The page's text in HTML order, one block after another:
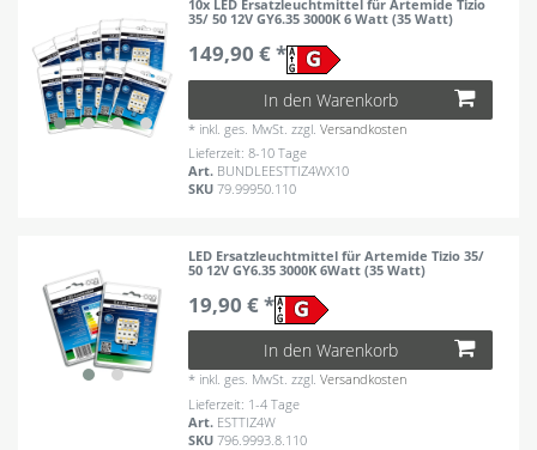
10x LED Ersatzleuchtmittel für Artemide Tizio
35/ 50 12V GY6.35 3000K 6 Watt (35 Watt)
149,90 € *
In den Warenkorb
* inkl. ges. MwSt. zzgl.Versandkosten
Lieferzeit: 8-10 Tage
Art. BUNDLEESTTIZ4WX10
SKU79.99950.110
LED Ersatzleuchtmittel für Artemide Tizio 35/
50 12V GY6.35 3000K 6Watt (35 Watt)
19,90 € *
In den Warenkorb
* inkl. ges. MwSt. zzgl.Versandkosten
Lieferzeit: 1-4 Tage
Art. ESTTIZ4W
SKU796.9993.8.110